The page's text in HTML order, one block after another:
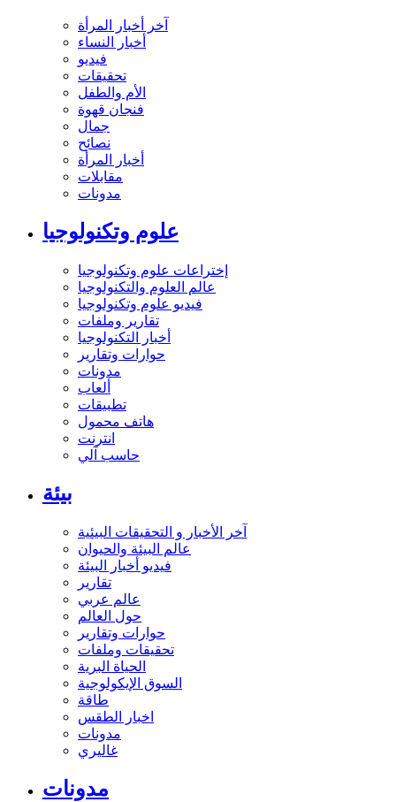
آخر أخبار المرأة
أخبار النساء
فيديو
تحقيقات
الأم والطفل
فنجان قهوة
جمال
نصائح
أخبار المرأة
مقابلات
مدونات
علوم وتكنولوجيا
إختراعات علوم وتكنولوجيا
عالم العلوم والتكنولوجيا
فيديو علوم وتكنولوجيا
تقارير وملفات
أخبار التكنولوجيا
حوارات وتقارير
مدونات
ألعاب
تطبيقات
هاتف محمول
انترنت
حاسب آلي
بيئة
آخر الأخبار و التحقيقات البيئية
عالم البيئة والحيوان
فيديو أخبار البيئة
تقارير
عالم عربي
حول العالم
حوارات وتقارير
تحقيقات وملفات
الحياة البرية
السوق الإيكولوجية
طاقة
اخبار الطقس
مدونات
غاليري
مدونات